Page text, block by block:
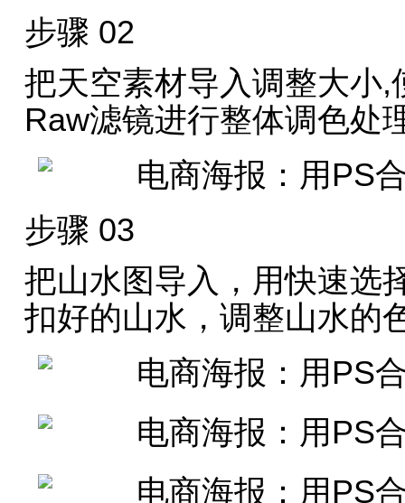
步骤 02
把天空素材导入调整大小
Raw滤镜进行整体调色处
步骤 03
把山水图导入，用快速选
扣好的山水，调整山水的